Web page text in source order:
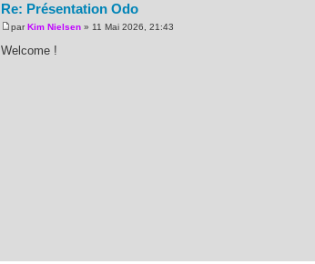
Re: Présentation Odo
parKim Nielsen » 11 Mai 2026, 21:43
Welcome !